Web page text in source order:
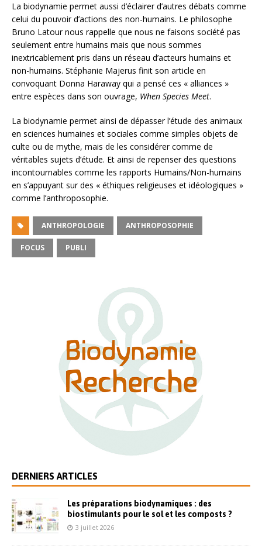
La biodynamie permet aussi d’éclairer d’autres débats comme
celui du pouvoir d’actions des non-humains. Le philosophe
Bruno Latour nous rappelle que nous ne faisons société pas
seulement entre humains mais que nous sommes
inextricablement pris dans un réseau d’acteurs humains et
non-humains. Stéphanie Majerus finit son article en
convoquant Donna Haraway qui a pensé ces « alliances »
entre espèces dans son ouvrage, When Species Meet.
La biodynamie permet ainsi de dépasser l’étude des animaux
en sciences humaines et sociales comme simples objets de
culte ou de mythe, mais de les considérer comme de
véritables sujets d’étude. Et ainsi de repenser des questions
incontournables comme les rapports Humains/Non-humains
en s’appuyant sur des « éthiques religieuses et idéologiques »
comme l’anthroposophie.
ANTHROPOLOGIE ANTHROPOSOPHIE
FOCUS PUBLI
DERNIERS ARTICLES
Les préparations biodynamiques : des
biostimulants pour le sol et les composts ?
3 juillet 2026